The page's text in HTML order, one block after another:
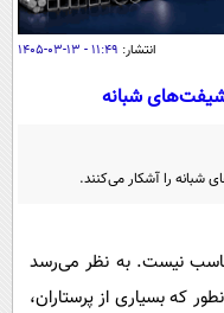
انتشار: ۱۱:۴۹ - ۱۳-۰۳-۱۴۰۵
شیفت‌های شبانه
شبانه را آشکار می‌کنند.
نیست. به نظر می‌رسد
که بسیاری از پرستاران،